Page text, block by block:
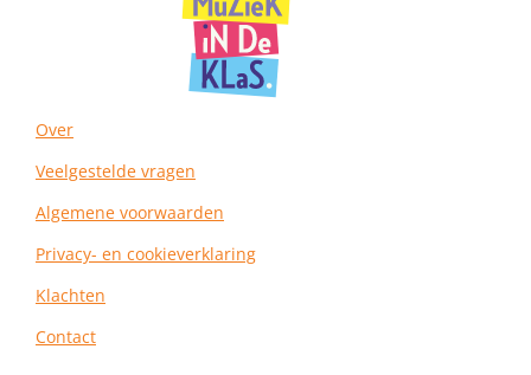
Over
Veelgestelde vragen
Algemene voorwaarden
Privacy- en cookieverklaring
Klachten
Contact